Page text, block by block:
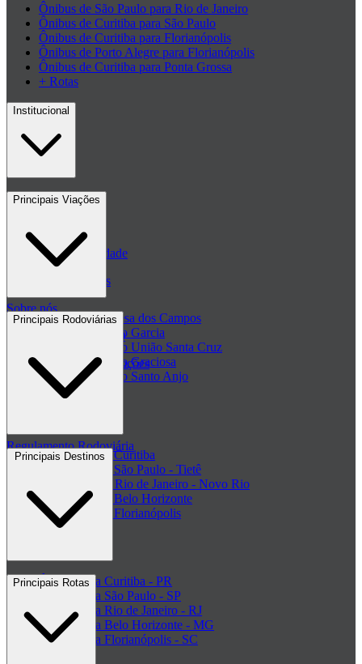
Ônibus de São Paulo para Rio de Janeiro
Ônibus de Curitiba para São Paulo
Ônibus de Curitiba para Florianópolis
Ônibus de Porto Alegre para Florianópolis
Ônibus de Curitiba para Ponta Grossa
+ Rotas
Institucional
Contato
Políticas de Privacidade
Passagens de ônibus
Sobre nós
Central de ajuda - FAQ
Regulamento de Promoções
Clube de ofertas
Regulamento Rodoviária
Principais Viações
Passagem Princesa dos Campos
Passagem Viação Garcia
Passagem Viação União Santa Cruz
Passagem Viação Graciosa
Passagem Viação Santo Anjo
+ Viações
Principais Rodoviárias
Rodoviária de Curitiba
Rodoviária de São Paulo - Tietê
Rodoviária do Rio de Janeiro - Novo Rio
Rodoviária de Belo Horizonte
Rodoviária de Florianópolis
+ Rodoviárias
Ônibus para Curitiba - PR
Ônibus para São Paulo - SP
Ônibus para Rio de Janeiro - RJ
Ônibus para Belo Horizonte - MG
Ônibus para Florianópolis - SC
Principais Rotas